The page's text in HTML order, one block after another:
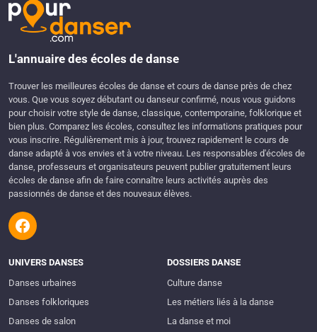
L'annuaire des écoles de danse
Trouver les meilleures écoles de danse et cours de danse près de chez
vous. Que vous soyez débutant ou danseur confirmé, nous vous guidons
pour choisir votre style de danse, classique, contemporaine, folklorique et
bien plus. Comparez les écoles, consultez les informations pratiques pour
vous inscrire. Régulièrement mis à jour, trouvez rapidement le cours de
danse adapté à vos envies et à votre niveau. Les responsables d'écoles de
danse, professeurs et organisateurs peuvent publier gratuitement leurs
écoles de danse afin de faire connaître leurs activités auprès des
passionnés de danse et des nouveaux élèves.
UNIVERS DANSES
Danses urbaines
Danses folkloriques
Danses de salon
DOSSIERS DANSE
Culture danse
Les métiers liés à la danse
La danse et moi